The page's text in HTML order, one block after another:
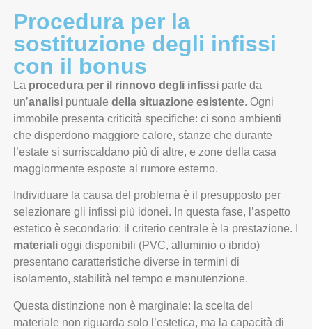
Procedura per la
sostituzione degli infissi
con il bonus
La procedura per il rinnovo degli infissiparte da
un’analisipuntuale della situazione esistente. Ogni
immobile presenta criticità specifiche: ci sono ambienti
che disperdono maggiore calore, stanze che durante
l’estate si surriscaldano più di altre, e zone della casa
maggiormente esposte al rumore esterno.
Individuare la causa del problema è il presupposto per
selezionare gli infissi più idonei. In questa fase, l’aspetto
estetico è secondario: il criterio centrale è la prestazione. I
materiali oggi disponibili (PVC, alluminio o ibrido)
presentano caratteristiche diverse in termini di
isolamento, stabilità nel tempo e manutenzione.
Questa distinzione non è marginale: la scelta del
materiale non riguarda solo l’estetica, ma la capacità di